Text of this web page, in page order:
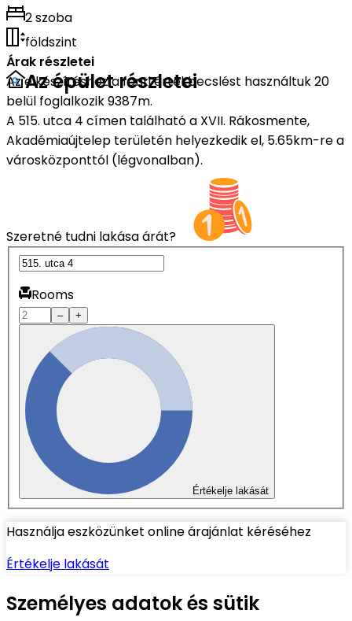
2 szoba
földszint
Árak részletei
Az elkészítéshez a fenti értékbecslést használtuk 20
belül foglalkozik 9387m.
Az épület részletei
A 515. utca 4 címen található a XVII. Rákosmente,
Akadémiaújtelep területén helyezkedik el, 5.65km-re a
városközponttól (légvonalban).
Szeretné tudni lakása árát?
Rooms
– +
Értékelje lakását
Használja eszközünket online árajánlat kéréséhez
Értékelje lakását
Személyes adatok és sütik